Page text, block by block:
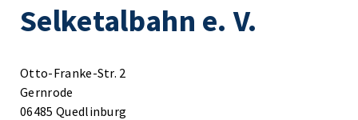
Selketalbahn e. V.
Otto-Franke-Str. 2
Gernrode
06485 Quedlinburg